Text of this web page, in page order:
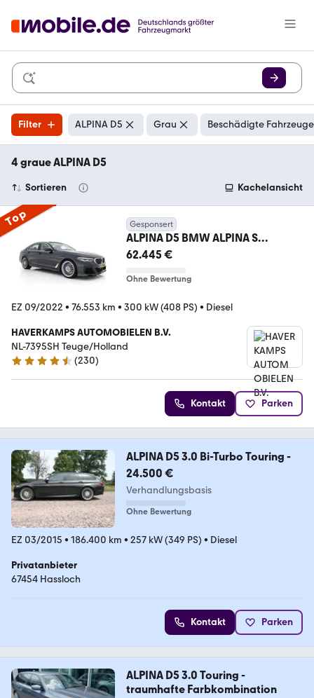
Filter ALPINA D5 Grau Beschädigte
4 graue ALPINA D5
Sortieren Kachelansicht
Top Gesponsert
ALPINA D5 BMW ALPINA S
"Limousine nr.121" ALLRAD Aut. *
62.445 €
Ohne Bewertung
EZ 09/2022 • 76.553 km • 300 kW (408 PS) • Diesel
HAVERKAMPS AUTOMOBIELEN B.V.
NL-7395SH Teuge/Holland
4.5 Sterne
(230)
Kontakt Parken
ALPINA D5 3.0 Bi-Turbo Touring -
24.500 €
Verhandlungsbasis
Ohne Bewertung
EZ 03/2015 • 186.400 km • 257 kW (349 PS) • Diesel
Privatanbieter
67454 Hassloch
Kontakt Parken
ALPINA D5 3.0 Touring -
traumhafte Farbkombination